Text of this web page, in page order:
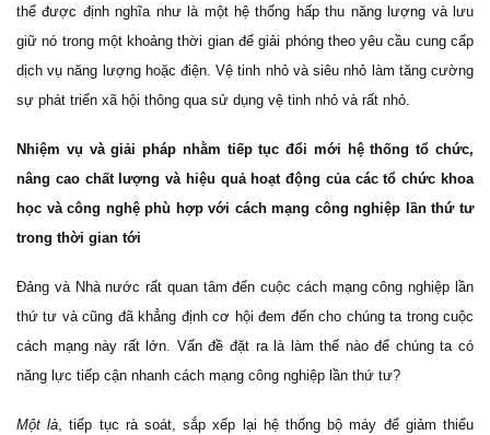
thể được định nghĩa như là một hệ thống hấp thu năng lượng và lưu
giữ nó trong một khoảng thời gian để giải phóng theo yêu cầu cung cấp
dịch vụ năng lượng hoặc điện. Vệ tinh nhỏ và siêu nhỏ làm tăng cường
sự phát triển xã hội thông qua sử dụng vệ tinh nhỏ và rất nhỏ.
Nhiệm vụ và giải pháp nhằm tiếp tục đổi mới hệ thống tổ chức,
nâng cao chất lượng và hiệu quả hoạt động của các tổ chức khoa
học và công nghệ phù hợp với cách mạng công nghiệp lần thứ tư
trong thời gian tới
Đảng và Nhà nước rất quan tâm đến cuộc cách mạng công nghiệp lần
thứ tư và cũng đã khẳng định cơ hội đem đến cho chúng ta trong cuộc
cách mạng này rất lớn. Vấn đề đặt ra là làm thế nào để chúng ta có
năng lực tiếp cận nhanh cách mạng công nghiệp lần thứ tư?
Một là, tiếp tục rà soát, sắp xếp lại hệ thống bộ máy để giảm thiểu